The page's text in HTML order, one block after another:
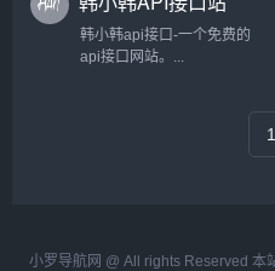
韩小韩api接口-一个免费的
api接口网站。...
1
小罗导航网 @ All rights Reserved 本